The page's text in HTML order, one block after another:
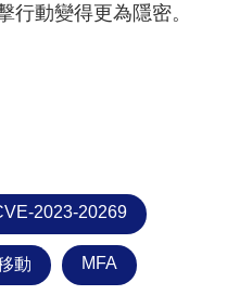
行動變得更為隱密。
2023-20269
動 MFA